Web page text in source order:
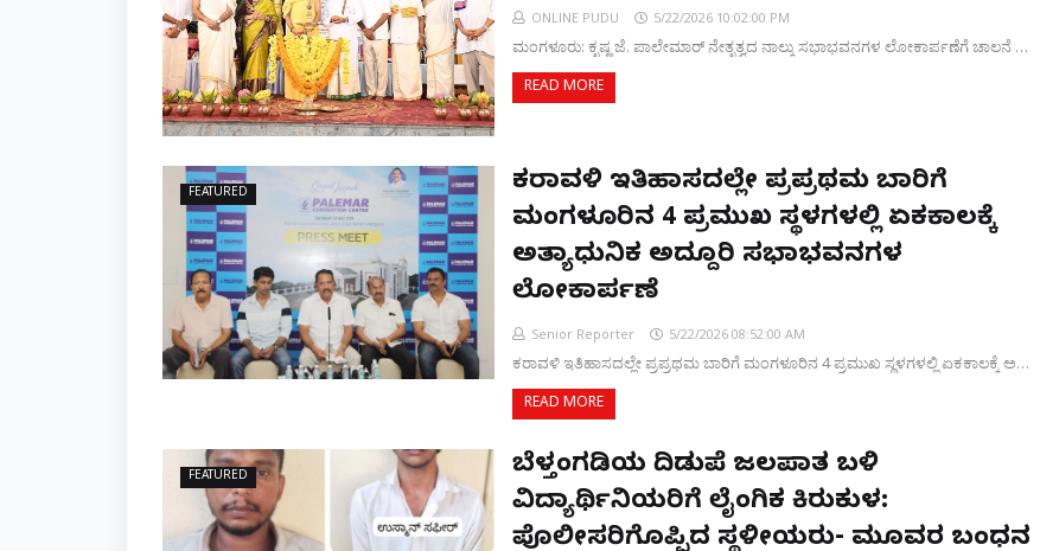
ONLINE PUDU 5/22/2026 10:02:00 PM
ಮಂಗಳೂರು: ಕೃಷ್ಣ ಜೆ. ಪಾಲೇಮಾರ್ ನೇತೃತ್ವದ ನಾಲ್ಕು ಸಭಾಭವನಗಳ ಲೋಕಾರ್ಪಣೆಗೆ ಚಾಲನೆ …
READ MORE
FEATURED
ಕರಾವಳಿ ಇತಿಹಾಸದಲ್ಲೇ ಪ್ರಪ್ರಥಮ ಬಾರಿಗೆ
ಮಂಗಳೂರಿನ 4 ಪ್ರಮುಖ ಸ್ಥಳಗಳಲ್ಲಿ ಏಕಕಾಲಕ್ಕೆ
ಅತ್ಯಾಧುನಿಕ ಅದ್ದೂರಿ ಸಭಾಭವನಗಳ
ಲೋಕಾರ್ಪಣೆ
Senior Reporter 5/22/2026 08:52:00 AM
ಕರಾವಳಿ ಇತಿಹಾಸದಲ್ಲೇ ಪ್ರಪ್ರಥಮ ಬಾರಿಗೆ ಮಂಗಳೂರಿನ 4 ಪ್ರಮುಖ ಸ್ಥಳಗಳಲ್ಲಿ ಏಕಕಾಲಕ್ಕೆ ಅ…
READ MORE
FEATURED
ಬೆಳ್ತಂಗಡಿಯ ದಿಡುಪೆ ಜಲಪಾತ ಬಳಿ
ವಿದ್ಯಾರ್ಥಿನಿಯರಿಗೆ ಲೈಂಗಿಕ‌ ಕಿರುಕುಳ:
ಪೊಲೀಸರಿಗೊಪ್ಪಿಸಿದ ಸ್ಥಳೀಯರು- ಮೂವರ ಬಂಧನ